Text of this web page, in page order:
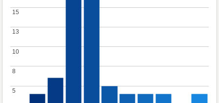
5
5
8
8
10
10
13
13
15
15